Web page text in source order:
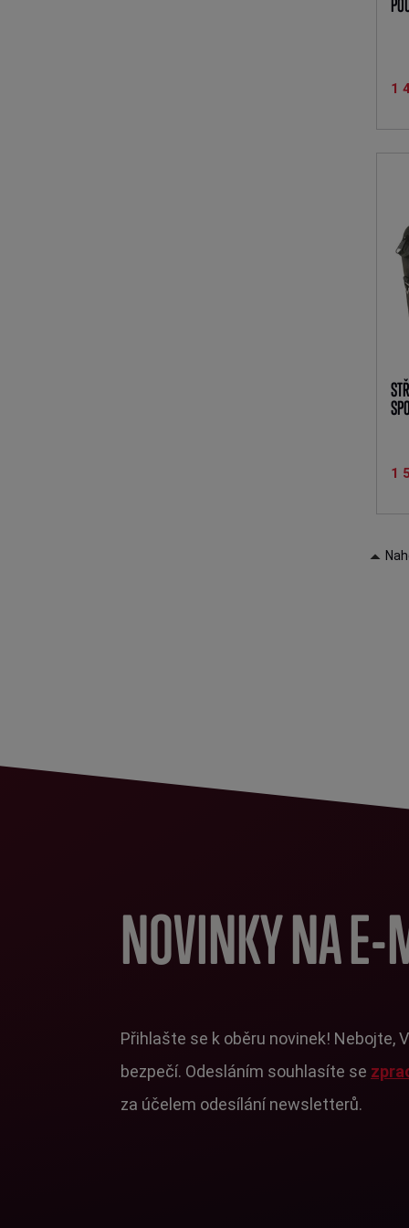
1
1
NOVINKY NA E-
Přihlašte se k oběru novinek! Nebojte,
bezpečí. Odesláním souhlasíte se
za účelem odesílání newsletterů.